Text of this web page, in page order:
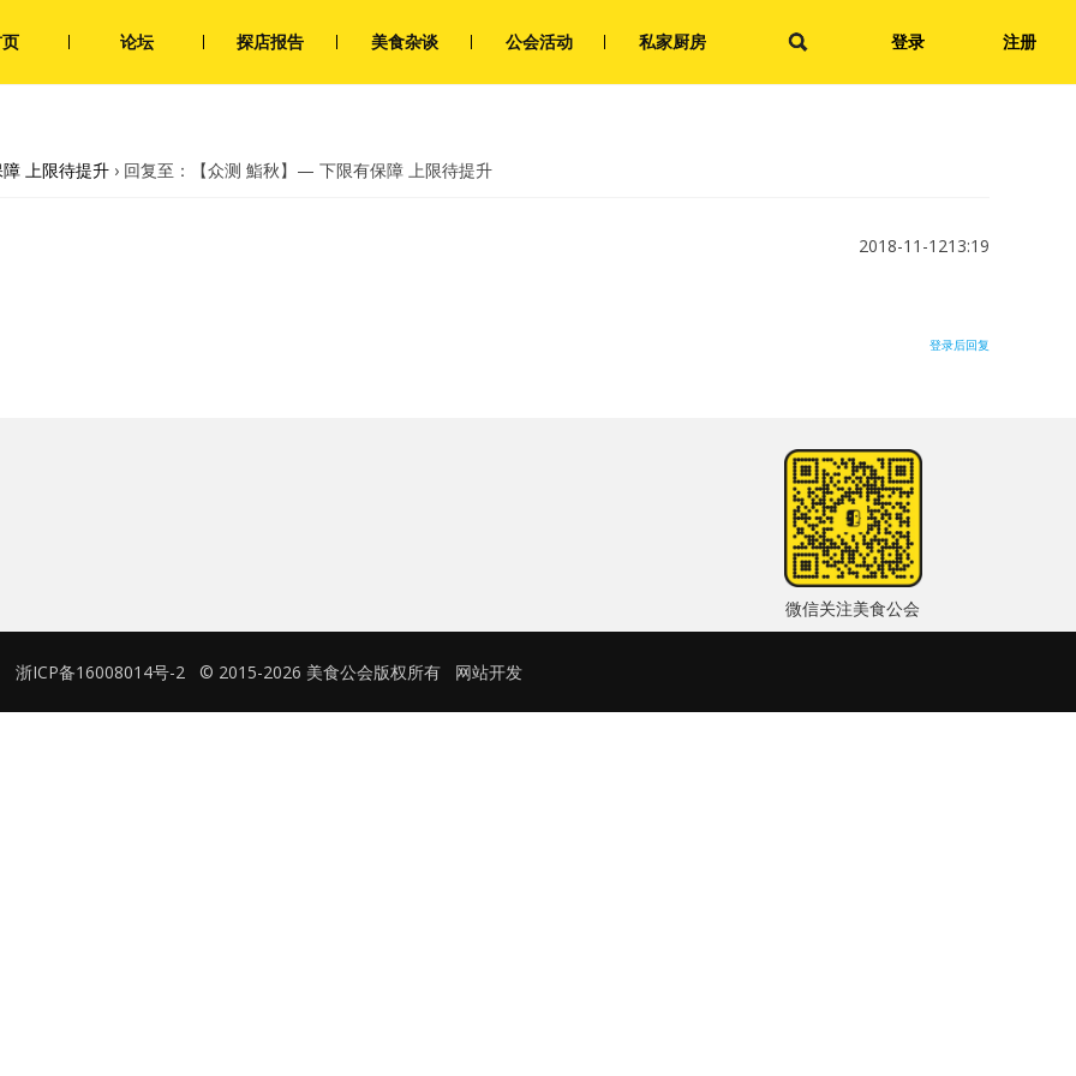
登录 注册
论坛 探店报告 美食杂谈 公会活动 私家厨房
上限待提升 › 回复至：【众测 鮨秋】— 下限有保障 上限待提升
2018-11-1213:19
登录后回复
微信关注美食公会
浙ICP备16008014号-2 © 2015-2026 美食公会版权所有 网站开发